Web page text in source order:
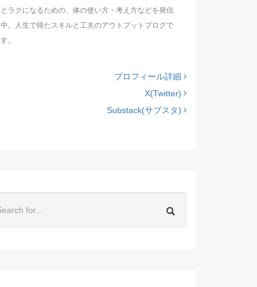
とラクになるための、体の使い方・考え方などを発信
中。人生で得たスキルと工夫のアウトプットブログで
す。
プロフィール詳細
X(Twitter)
Substack(サブスタ)